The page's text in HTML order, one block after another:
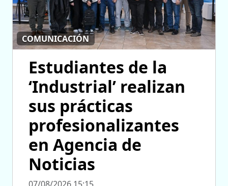
COMUNICACIÓN
Estudiantes de la
‘Industrial’ realizan
sus prácticas
profesionalizantes
en Agencia de
Noticias